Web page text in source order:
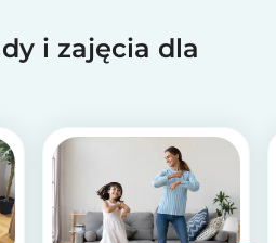
i zajęcia dla